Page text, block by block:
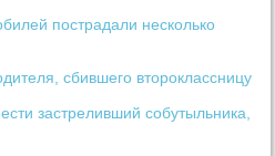
пострадали несколько
сбившего второклассницу
застреливший собутыльника,